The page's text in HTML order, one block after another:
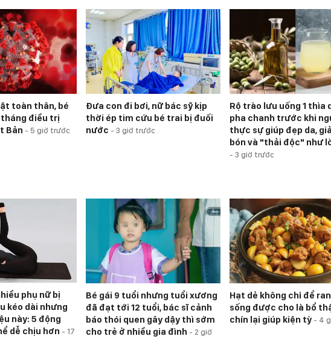
toàn thân, bé
tháng điều trị
Bản - 5 giờ trước
Đưa con đi bơi, nữ bác sỹ kịp
thời ép tim cứu bé trai bị đuối
nước - 3 giờ trước
Rộ trào lưu uống 1 thìa
pha chanh trước khi
thực sự giúp đẹp da,
bón và "thải độc" như
- 3 giờ trước
phụ nữ bị
kéo dài nhưng
này: 5 động
dễ chịu hơn - 17
Bé gái 9 tuổi nhưng tuổi xương
đã đạt tới 12 tuổi, bác sĩ cảnh
báo thói quen gây dậy thì sớm
cho trẻ ở nhiều gia đình - 2 giờ
Hạt dẻ không chỉ để
sống được cho là bổ
chín lại giúp kiện tỳ - 4